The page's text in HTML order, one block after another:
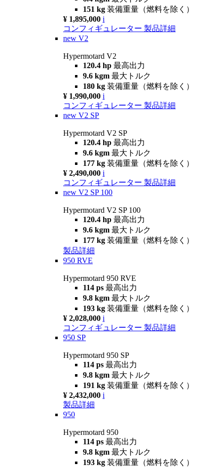
151 kg 装備重量（燃料を除く）
¥ 1,895,000 i
コンフィギュレーター 製品詳細
new V2
Hypermotard V2
120.4 hp 最高出力
9.6 kgm 最大トルク
180 kg 装備重量（燃料を除く）
¥ 1,990,000 i
コンフィギュレーター 製品詳細
new V2 SP
Hypermotard V2 SP
120.4 hp 最高出力
9.6 kgm 最大トルク
177 kg 装備重量（燃料を除く）
¥ 2,490,000 i
コンフィギュレーター 製品詳細
new V2 SP 100
Hypermotard V2 SP 100
120.4 hp 最高出力
9.6 kgm 最大トルク
177 kg 装備重量（燃料を除く）
製品詳細
950 RVE
Hypermotard 950 RVE
114 ps 最高出力
9.8 kgm 最大トルク
193 kg 装備重量（燃料を除く）
¥ 2,028,000 i
コンフィギュレーター 製品詳細
950 SP
Hypermotard 950 SP
114 ps 最高出力
9.8 kgm 最大トルク
191 kg 装備重量（燃料を除く）
¥ 2,432,000 i
製品詳細
950
Hypermotard 950
114 ps 最高出力
9.8 kgm 最大トルク
193 kg 装備重量（燃料を除く）